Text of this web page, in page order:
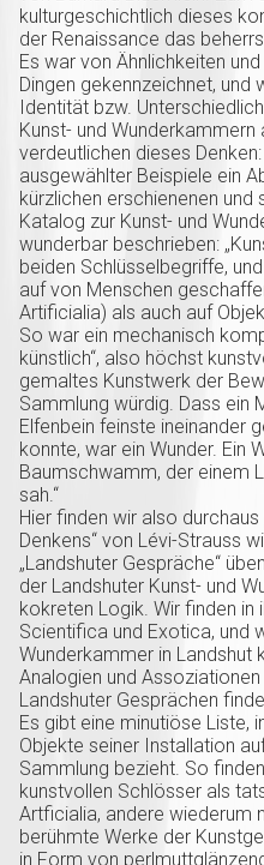
kulturgeschichtlich dieses
der Renaissance das
Es war von Ähnlichkeiten
Dingen gekennzeichnet, und
Identität bzw.
Kunst- und
verdeutlichen dieses
ausgewählter Beispiele ein
kürzlichen erschienenen
Katalog zur Kunst- und
wunderbar beschrieben:
beiden Schlüsselbegriffe,
auf von Menschen
Artificialia) als auch auf
So war ein mechanisch
künstlich“, also höchst
gemaltes Kunstwerk der
Sammlung würdig. Dass ein
Elfenbein feinste ineinander
konnte, war ein Wunder. Ein
Baumschwamm, der einem
sah.“
Hier finden wir also
Denkens“ von Lévi-Strauss
„Landshuter Gespräche“
der Landshuter Kunst- und
kokreten Logik. Wir finden in
Scientifica und Exotica, und
Wunderkammer in Landshut
Analogien und
Landshuter Gesprächen
Es gibt eine minutiöse Liste,
Objekte seiner Installation
Sammlung bezieht. So
kunstvollen Schlösser als
Artficialia, andere wiederum
berühmte Werke der
in Form von